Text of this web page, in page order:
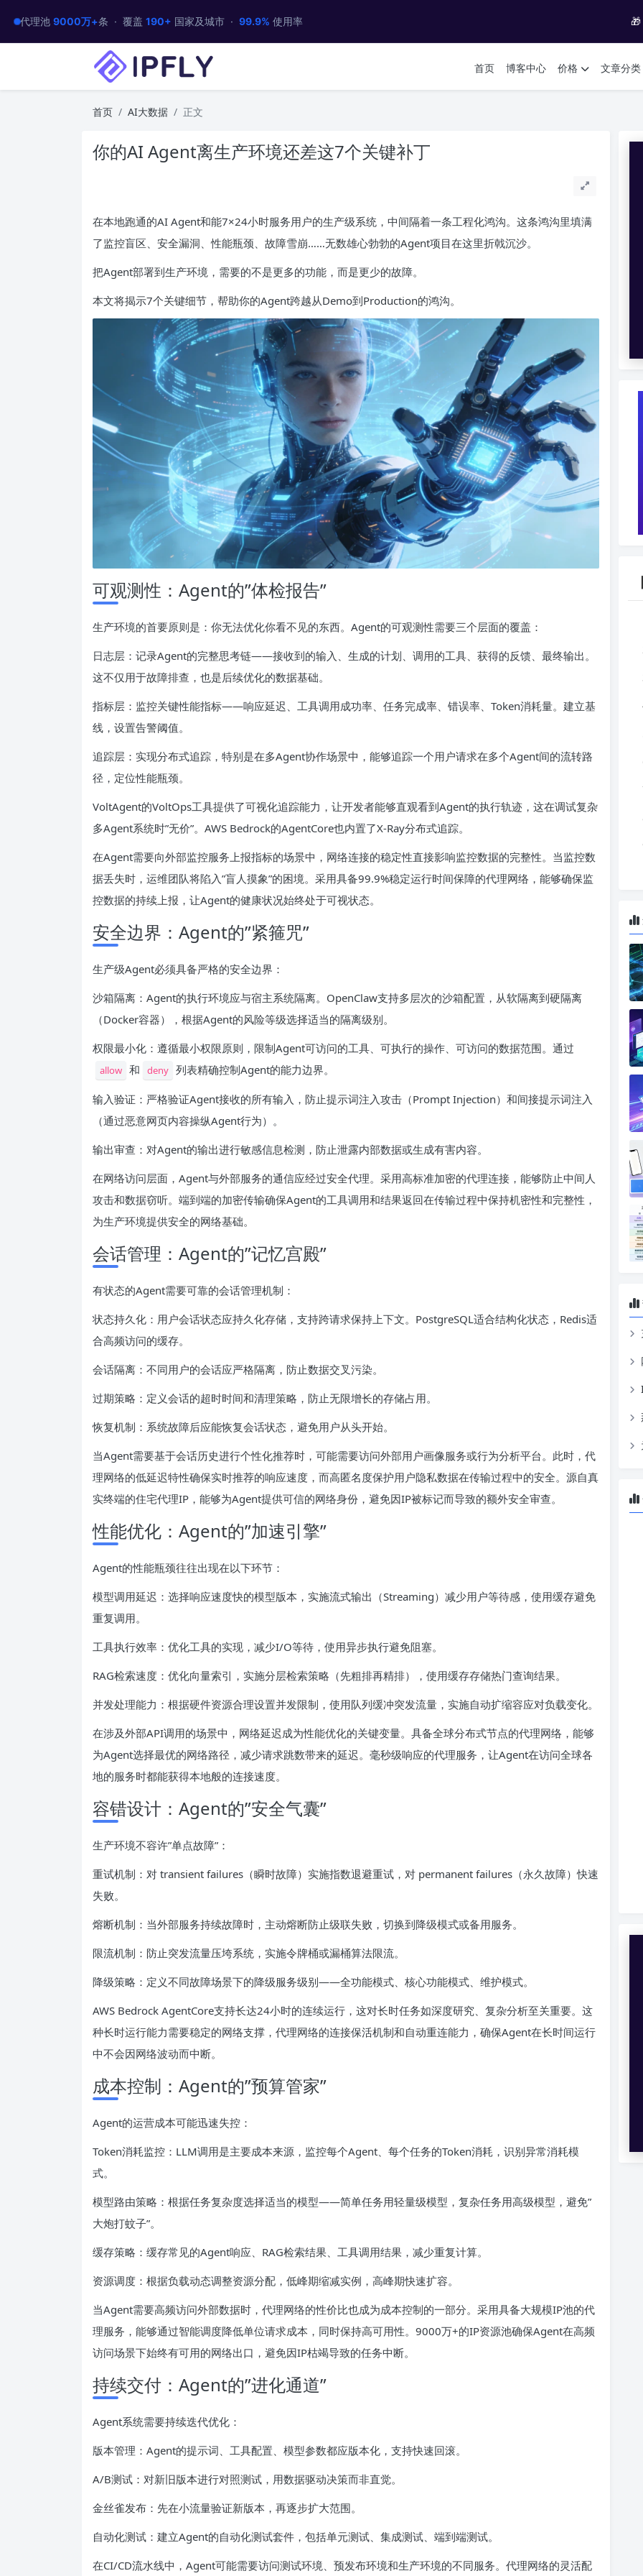
代理池 9000万+条 · 覆盖 190+ 国家及城市 · 99.9% 使用率 🎁
首页 博客中心 价格 文章分类
首页 AI大数据 正文
你的AI Agent离生产环境还差这7个关键补丁
在本地跑通的AI Agent和能7×24小时服务用户的生产级系统，中间隔着一条工程化鸿沟。这条鸿沟里填满
了监控盲区、安全漏洞、性能瓶颈、故障雪崩……无数雄心勃勃的Agent项目在这里折戟沉沙。
把Agent部署到生产环境，需要的不是更多的功能，而是更少的故障。
本文将揭示7个关键细节，帮助你的Agent跨越从Demo到Production的鸿沟。
可观测性：Agent的”体检报告”
生产环境的首要原则是：你无法优化你看不见的东西。Agent的可观测性需要三个层面的覆盖：
日志层：记录Agent的完整思考链——接收到的输入、生成的计划、调用的工具、获得的反馈、最终输出。
这不仅用于故障排查，也是后续优化的数据基础。
指标层：监控关键性能指标——响应延迟、工具调用成功率、任务完成率、错误率、Token消耗量。建立基
线，设置告警阈值。
追踪层：实现分布式追踪，特别是在多Agent协作场景中，能够追踪一个用户请求在多个Agent间的流转路
径，定位性能瓶颈。
VoltAgent的VoltOps工具提供了可视化追踪能力，让开发者能够直观看到Agent的执行轨迹，这在调试复杂
多Agent系统时”无价”。AWS Bedrock的AgentCore也内置了X-Ray分布式追踪。
在Agent需要向外部监控服务上报指标的场景中，网络连接的稳定性直接影响监控数据的完整性。当监控数
据丢失时，运维团队将陷入”盲人摸象”的困境。采用具备99.9%稳定运行时间保障的代理网络，能够确保监
控数据的持续上报，让Agent的健康状况始终处于可视状态。
安全边界：Agent的”紧箍咒”
生产级Agent必须具备严格的安全边界：
沙箱隔离：Agent的执行环境应与宿主系统隔离。OpenClaw支持多层次的沙箱配置，从软隔离到硬隔离
（Docker容器），根据Agent的风险等级选择适当的隔离级别。
权限最小化：遵循最小权限原则，限制Agent可访问的工具、可执行的操作、可访问的数据范围。通过
allow 和 deny 列表精确控制Agent的能力边界。
输入验证：严格验证Agent接收的所有输入，防止提示词注入攻击（Prompt Injection）和间接提示词注入
（通过恶意网页内容操纵Agent行为）。
输出审查：对Agent的输出进行敏感信息检测，防止泄露内部数据或生成有害内容。
在网络访问层面，Agent与外部服务的通信应经过安全代理。采用高标准加密的代理连接，能够防止中间人
攻击和数据窃听。端到端的加密传输确保Agent的工具调用和结果返回在传输过程中保持机密性和完整性，
为生产环境提供安全的网络基础。
会话管理：Agent的”记忆宫殿”
有状态的Agent需要可靠的会话管理机制：
状态持久化：用户会话状态应持久化存储，支持跨请求保持上下文。PostgreSQL适合结构化状态，Redis适
合高频访问的缓存。
会话隔离：不同用户的会话应严格隔离，防止数据交叉污染。
过期策略：定义会话的超时时间和清理策略，防止无限增长的存储占用。
恢复机制：系统故障后应能恢复会话状态，避免用户从头开始。
当Agent需要基于会话历史进行个性化推荐时，可能需要访问外部用户画像服务或行为分析平台。此时，代
理网络的低延迟特性确保实时推荐的响应速度，而高匿名度保护用户隐私数据在传输过程中的安全。源自真
实终端的住宅代理IP，能够为Agent提供可信的网络身份，避免因IP被标记而导致的额外安全审查。
性能优化：Agent的”加速引擎”
Agent的性能瓶颈往往出现在以下环节：
模型调用延迟：选择响应速度快的模型版本，实施流式输出（Streaming）减少用户等待感，使用缓存避免
重复调用。
工具执行效率：优化工具的实现，减少I/O等待，使用异步执行避免阻塞。
RAG检索速度：优化向量索引，实施分层检索策略（先粗排再精排），使用缓存存储热门查询结果。
并发处理能力：根据硬件资源合理设置并发限制，使用队列缓冲突发流量，实施自动扩缩容应对负载变化。
在涉及外部API调用的场景中，网络延迟成为性能优化的关键变量。具备全球分布式节点的代理网络，能够
为Agent选择最优的网络路径，减少请求跳数带来的延迟。毫秒级响应的代理服务，让Agent在访问全球各
地的服务时都能获得本地般的连接速度。
容错设计：Agent的”安全气囊”
生产环境不容许”单点故障”：
重试机制：对 transient failures（瞬时故障）实施指数退避重试，对 permanent failures（永久故障）快速
失败。
熔断机制：当外部服务持续故障时，主动熔断防止级联失败，切换到降级模式或备用服务。
限流机制：防止突发流量压垮系统，实施令牌桶或漏桶算法限流。
降级策略：定义不同故障场景下的降级服务级别——全功能模式、核心功能模式、维护模式。
AWS Bedrock AgentCore支持长达24小时的连续运行，这对长时任务如深度研究、复杂分析至关重要。这
种长时运行能力需要稳定的网络支撑，代理网络的连接保活机制和自动重连能力，确保Agent在长时间运行
中不会因网络波动而中断。
成本控制：Agent的”预算管家”
Agent的运营成本可能迅速失控：
Token消耗监控：LLM调用是主要成本来源，监控每个Agent、每个任务的Token消耗，识别异常消耗模
式。
模型路由策略：根据任务复杂度选择适当的模型——简单任务用轻量级模型，复杂任务用高级模型，避免”
大炮打蚊子”。
缓存策略：缓存常见的Agent响应、RAG检索结果、工具调用结果，减少重复计算。
资源调度：根据负载动态调整资源分配，低峰期缩减实例，高峰期快速扩容。
当Agent需要高频访问外部数据时，代理网络的性价比也成为成本控制的一部分。采用具备大规模IP池的代
理服务，能够通过智能调度降低单位请求成本，同时保持高可用性。9000万+的IP资源池确保Agent在高频
访问场景下始终有可用的网络出口，避免因IP枯竭导致的任务中断。
持续交付：Agent的”进化通道”
Agent系统需要持续迭代优化：
版本管理：Agent的提示词、工具配置、模型参数都应版本化，支持快速回滚。
A/B测试：对新旧版本进行对照测试，用数据驱动决策而非直觉。
金丝雀发布：先在小流量验证新版本，再逐步扩大范围。
自动化测试：建立Agent的自动化测试套件，包括单元测试、集成测试、端到端测试。
在CI/CD流水线中，Agent可能需要访问测试环境、预发布环境和生产环境的不同服务。代理网络的灵活配